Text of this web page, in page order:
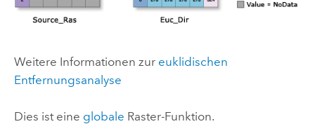
Weitere Informationen zur euklidischen
Entfernungsanalyse
Dies ist eine globale Raster-Funktion.